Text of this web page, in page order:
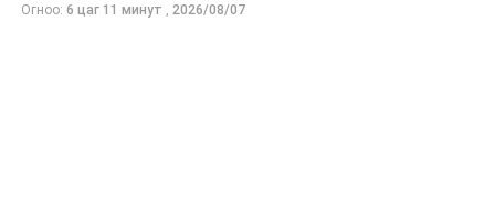
Огноо: 6 цаг 11 минут , 2026/08/07